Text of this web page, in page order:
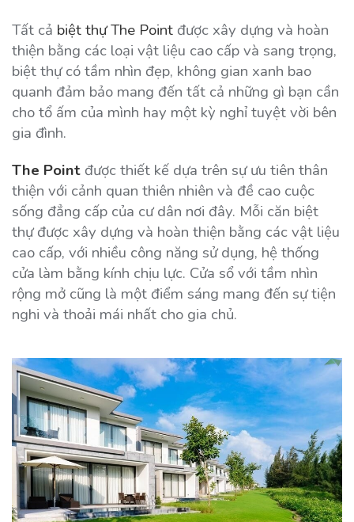
Tất cả biệt thự The Point được xây dựng và hoàn
thiện bằng các loại vật liệu cao cấp và sang trọng,
biệt thự có tầm nhìn đẹp, không gian xanh bao
quanh đảm bảo mang đến tất cả những gì bạn cần
cho tổ ấm của mình hay một kỳ nghỉ tuyệt vời bên
gia đình.
The Point được thiết kế dựa trên sự ưu tiên thân
thiện với cảnh quan thiên nhiên và đề cao cuộc
sống đẳng cấp của cư dân nơi đây. Mỗi căn biệt
thự được xây dựng và hoàn thiện bằng các vật liệu
cao cấp, với nhiều công năng sử dụng, hệ thống
cửa làm bằng kính chịu lực. Cửa sổ với tầm nhìn
rộng mở cũng là một điểm sáng mang đến sự tiện
nghi và thoải mái nhất cho gia chủ.